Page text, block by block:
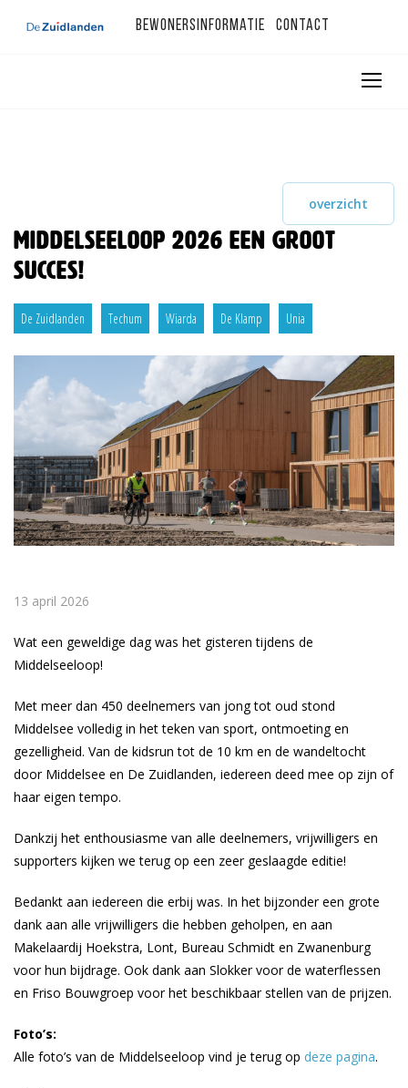
Bewonersinformatie Contact
overzicht
Middelseeloop 2026 een groot
succes!
De Zuidlanden Techum Wiarda De Klamp Unia
13 april 2026
Wat een geweldige dag was het gisteren tijdens de
Middelseeloop!
Met meer dan 450 deelnemers van jong tot oud stond
Middelsee volledig in het teken van sport, ontmoeting en
gezelligheid. Van de kidsrun tot de 10 km en de wandeltocht
door Middelsee en De Zuidlanden, iedereen deed mee op zijn of
haar eigen tempo.
Dankzij het enthousiasme van alle deelnemers, vrijwilligers en
supporters kijken we terug op een zeer geslaagde editie!
Bedankt aan iedereen die erbij was. In het bijzonder een grote
dank aan alle vrijwilligers die hebben geholpen, en aan
Makelaardij Hoekstra, Lont, Bureau Schmidt en Zwanenburg
voor hun bijdrage. Ook dank aan Slokker voor de waterflessen
en Friso Bouwgroep voor het beschikbaar stellen van de prijzen.
Foto’s:
Alle foto’s van de Middelseeloop vind je terug op deze pagina.